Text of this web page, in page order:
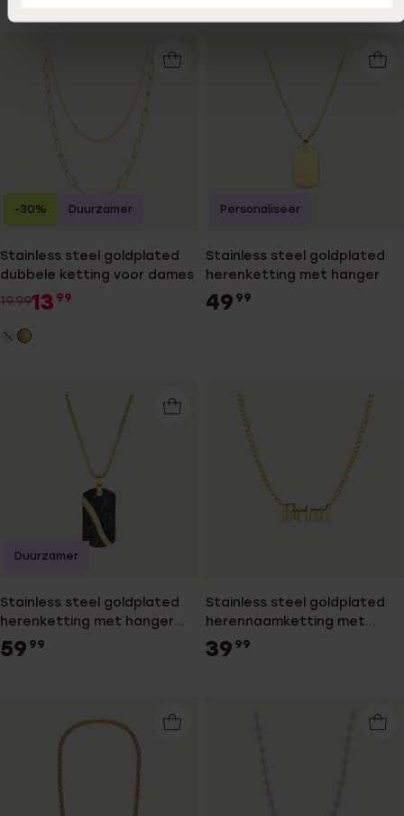
Stainless steel goldplated
dubbele ketting voor dames
19.9913 99
-30% Duurzamer
Stainless steel goldplated
herenketting met hanger
49 99
Personaliseer
Stainless steel goldplated
herenketting met hanger
met zirkonia
59 99
Duurzamer
Stainless steel goldplated
herennaamketting met
hanger
39 99